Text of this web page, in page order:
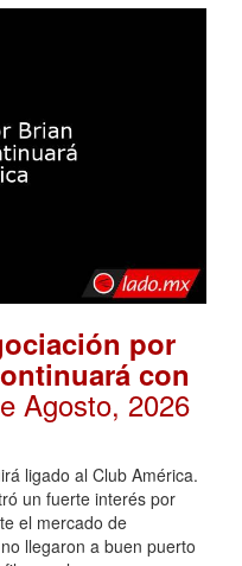
por
con
Agosto, 2026
ligado al Club América.
un fuerte interés por
el mercado de
llegaron a buen puerto